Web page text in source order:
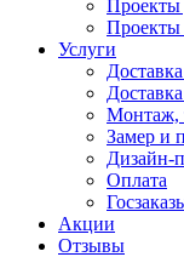
Проекты
Проекты
Услуги
Монтаж,
Замер и
Дизайн-
Оплата
Акции
Отзывы